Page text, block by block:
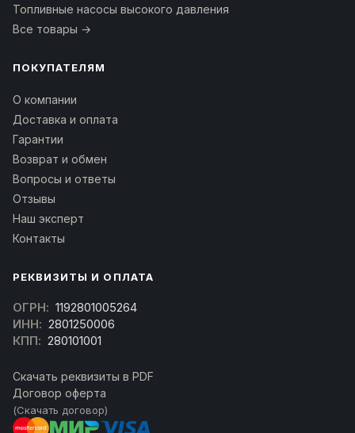
Топливные насосы высокого давления
Все товары →
ПОКУПАТЕЛЯМ
О компании
Доставка и оплата
Гарантии
Возврат и обмен
Вопросы и ответы
Отзывы
Наш эксперт
Контакты
РЕКВИЗИТЫ И ОПЛАТА
ОГРН: 1192801005264
ИНН: 2801250006
КПП: 280101001
Скачать реквизиты в PDF
Договор оферта
(Скачать договор)